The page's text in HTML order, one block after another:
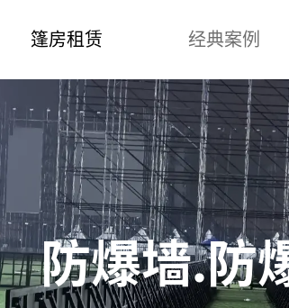
篷房租赁
爆墙.防爆铁马
展览活动篷房
小型活动篷房
汽车活动篷房
地产活动篷房
婚庆宴会篷房
经典案例
经典案例
房 小型活动篷房 汽车活动
防爆墙.防